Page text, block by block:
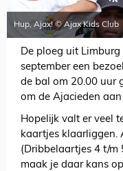
Hup, Ajax! © Ajax Kids Club
De ploeg uit
september een
de bal om 20.00 uur
om de Ajacieden
Hopelijk valt er veel
kaartjes klaarliggen.
(Dribbelaartjes 4 t/m
maak je daar kans